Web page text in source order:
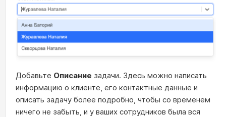
Добавьте Описание задачи. Здесь можно написать
информацию о клиенте, его контактные данные и
описать задачу более подробно, чтобы со временем
ничего не забыть, и у ваших сотрудников была вся